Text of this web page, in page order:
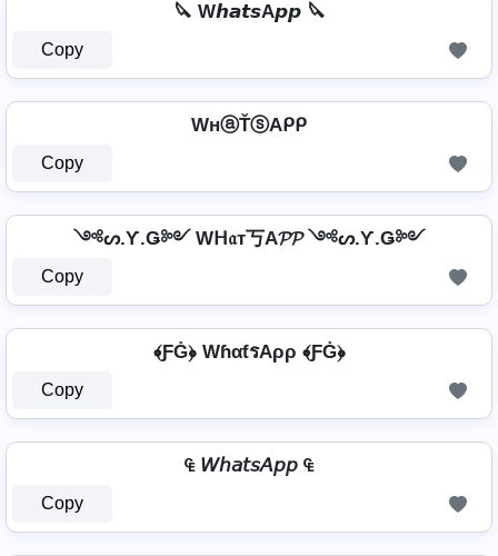
🔪 W𝙝𝙖𝙩𝙨A𝙥𝙥 🔪
Copy
WнⓐŤⓢAᑭᑭ
Copy
༺ᔕ.Ƴ.Ǥ༻ Wᕼ𝔞т丂A𝓟𝓟 ༺ᔕ.Ƴ.Ǥ༻
Copy
﴾ƑĠ﴿ WɦαƭรAρρ ﴾ƑĠ﴿
Copy
₠ 𝘞𝘩𝘢𝘵𝘴𝘈𝘱𝘱 ₠
Copy